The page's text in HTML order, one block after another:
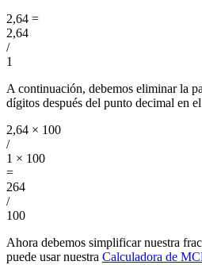
2,64 =
2,64
/
1
A continuación, debemos eliminar la
dígitos después del punto decimal en
2,64 × 100
/
1 × 100
=
264
/
100
Ahora debemos simplificar nuestra
puede usar nuestra Calculadora de